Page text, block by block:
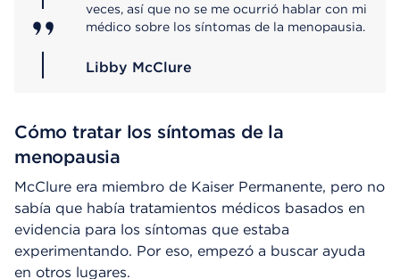
veces, así que no se me ocurrió hablar con mi
médico sobre los síntomas de la menopausia.
Libby McClure
Cómo tratar los síntomas de la
menopausia
McClure era miembro de Kaiser Permanente, pero no
sabía que había tratamientos médicos basados en
evidencia para los síntomas que estaba
experimentando. Por eso, empezó a buscar ayuda
en otros lugares.